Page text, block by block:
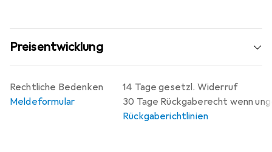
Preisentwicklung
14 Tage gesetzl. Widerruf
30 Tage Rückgaberecht wenn
Rückgaberichtlinien
Rechtliche Bedenken
Meldeformular